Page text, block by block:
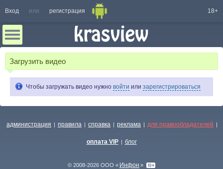
Вход или регистрация 18+
Загрузить видео
Чтобы загружать видео нужно войти или зарегистрироваться
администрация | правила | справка | реклама | для правообладателей |
оплата VIP | блог
© 2008-2026 ООО « Инфон »